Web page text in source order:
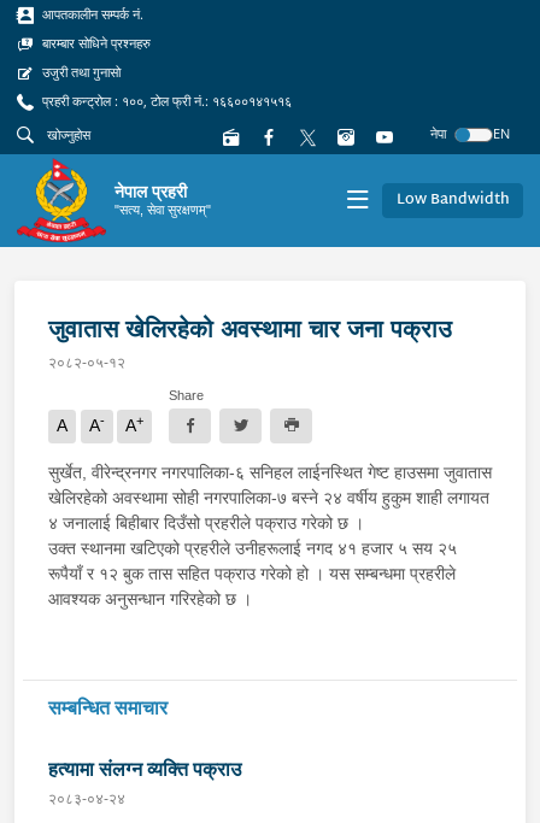
आपतकालीन सम्पर्क नं.
बारम्बार सोधिने प्रश्नहरु
उजुरी तथा गुनासो
प्रहरी कन्ट्रोल : १००, टोल फ्री नं.: १६६००१४१५१६
नेपा
EN
नेपाल प्रहरी
"सत्य, सेवा सुरक्षणम्" Low Bandwidth
जुवातास खेलिरहेको अवस्थामा चार जना पक्राउ
२०८२-०५-१२
A A- A+
Share
सुर्खेत, वीरेन्द्रनगर नगरपालिका-६ सनिहल लाईनस्थित गेष्ट हाउसमा जुवातास
खेलिरहेको अवस्थामा सोही नगरपालिका-७ बस्ने २४ वर्षीय हुकुम शाही लगायत
४ जनालाई बिहीबार दिउँसो प्रहरीले पक्राउ गरेको छ ।
उक्त स्थानमा खटिएको प्रहरीले उनीहरूलाई नगद ४१ हजार ५ सय २५
रूपैयाँ र १२ बुक तास सहित पक्राउ गरेको हो । यस सम्बन्धमा प्रहरीले
आवश्यक अनुसन्धान गरिरहेको छ ।
सम्बन्धित समाचार
हत्यामा संलग्न व्यक्ति पक्राउ
२०८३-०४-२४